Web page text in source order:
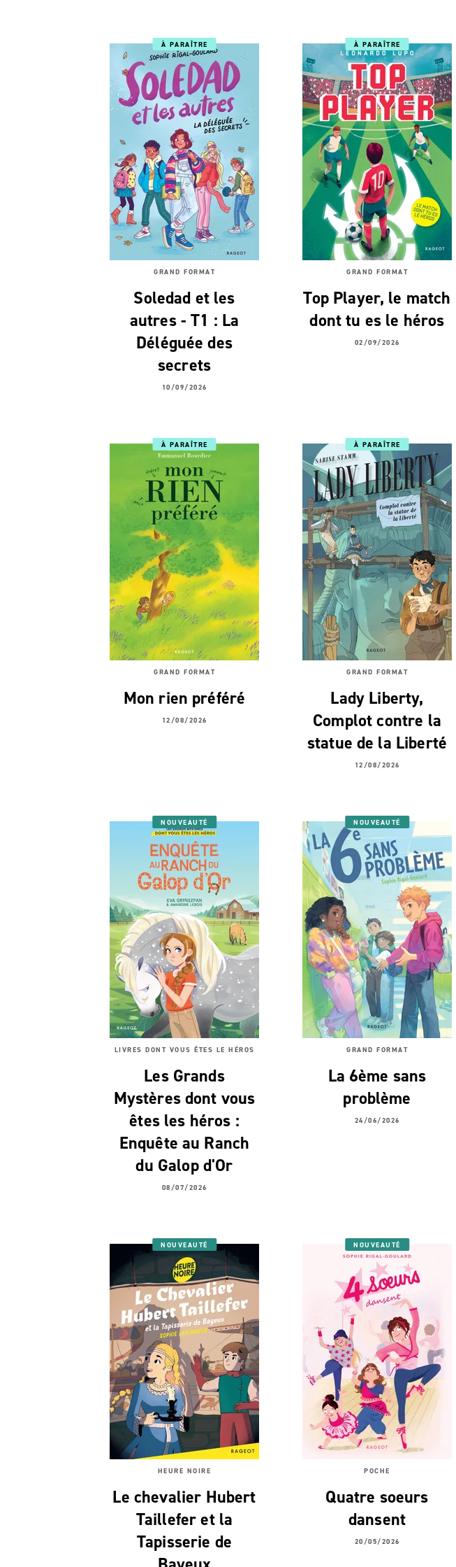
À PARAÎTRE
GRAND FORMAT
Soledad et les
autres - T1 : La
Déléguée des
secrets
10/09/2026
À PARAÎTRE
GRAND FORMAT
Top Player, le match
dont tu es le héros
02/09/2026
À PARAÎTRE
GRAND FORMAT
Mon rien préféré
12/08/2026
À PARAÎTRE
GRAND FORMAT
Lady Liberty,
Complot contre la
statue de la Liberté
12/08/2026
NOUVEAUTÉ
LIVRES DONT VOUS ÊTES LE HÉROS
Les Grands
Mystères dont vous
êtes les héros :
Enquête au Ranch
du Galop d'Or
08/07/2026
NOUVEAUTÉ
GRAND FORMAT
La 6ème sans
problème
24/06/2026
NOUVEAUTÉ
HEURE NOIRE
Le chevalier Hubert
Taillefer et la
Tapisserie de
NOUVEAUTÉ
POCHE
Quatre soeurs
dansent
20/05/2026